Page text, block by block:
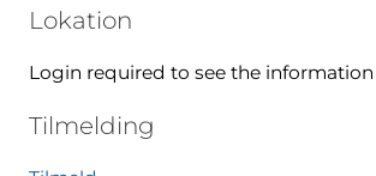
Lokation
Login required to see the information
Tilmelding